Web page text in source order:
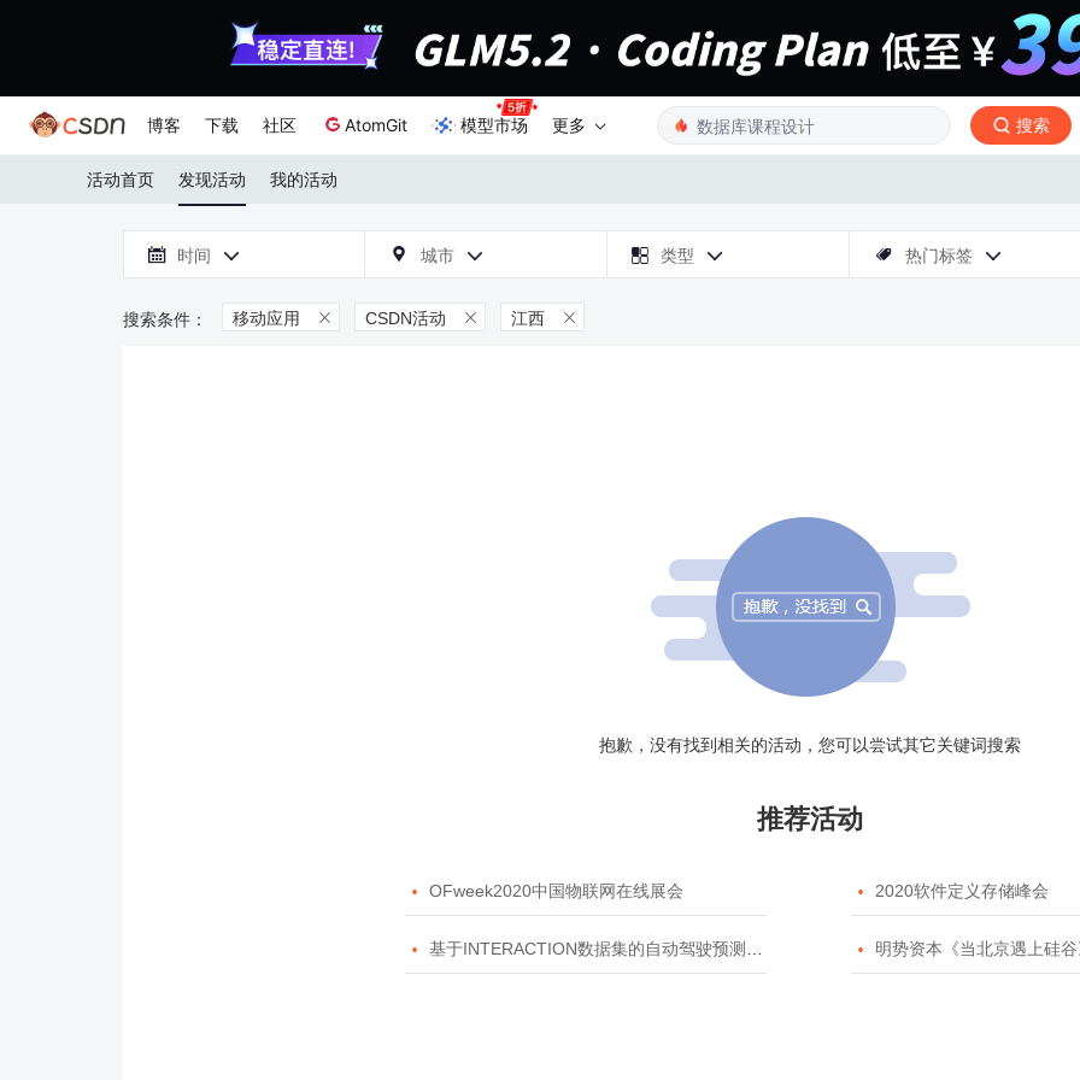
博客 下载 社区 AtomGit 模型市场 更多 搜索
活动首页 发现活动 我的活动
 时间   城市   类型   热门标签 
移动应用  CSDN活动  江西 
抱歉，没有找到相关的活动，您可以尝试其它关键词搜索
推荐活动
 OFweek2020中国物联网在线展会  2020软件定义存储峰会
 基于INTERACTION数据集的自动驾驶预测模型挑战赛  明势资本《当北京遇上硅谷》系列